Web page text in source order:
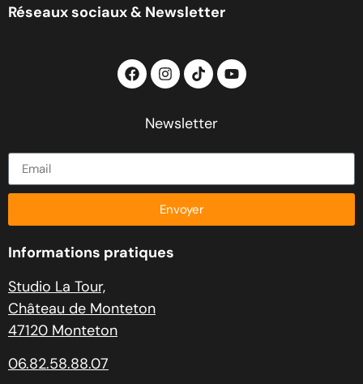
Réseaux sociaux & Newsletter
Newsletter
Envoyer
Informations pratiques
Studio La Tour,
Château de Monteton
47120 Monteton
06.82.58.88.07